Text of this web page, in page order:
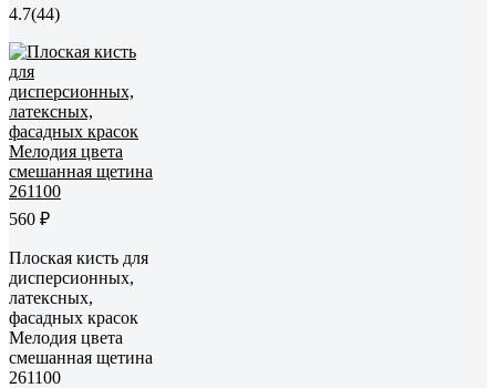
4.7(44)
560 ₽
Плоская кисть для
дисперсионных,
латексных,
фасадных красок
Мелодия цвета
смешанная щетина
261100